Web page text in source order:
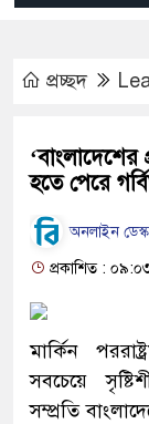
প্রচ্ছদ
হতে পেরে
অনলাইন ডেস্ক
প্রকাশিত :
মার্কিন
সবচেয়ে
সম্প্রতি